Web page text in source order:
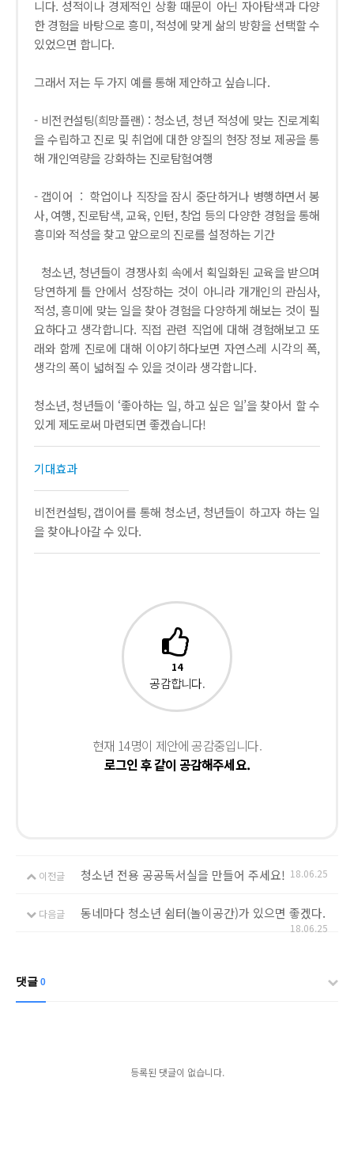
니다. 성적이나 경제적인 상황 때문이 아닌 자아탐색과 다양
한 경험을 바탕으로 흥미, 적성에 맞게 삶의 방향을 선택할 수
있었으면 합니다.
그래서 저는 두 가지 예를 통해 제안하고 싶습니다.
- 비전컨설팅(희망플랜) : 청소년, 청년 적성에 맞는 진로계획
을 수립하고 진로 및 취업에 대한 양질의 현장 정보 제공을 통
해 개인역량을 강화하는 진로탐험여행
- 갭이어 : 학업이나 직장을 잠시 중단하거나 병행하면서 봉
사, 여행, 진로탐색, 교육, 인턴, 창업 등의 다양한 경험을 통해
흥미와 적성을 찾고 앞으로의 진로를 설정하는 기간
청소년, 청년들이 경쟁사회 속에서 획일화된 교육을 받으며
당연하게 틀 안에서 성장하는 것이 아니라 개개인의 관심사,
적성, 흥미에 맞는 일을 찾아 경험을 다양하게 해보는 것이 필
요하다고 생각합니다. 직접 관련 직업에 대해 경험해보고 또
래와 함께 진로에 대해 이야기하다보면 자연스레 시각의 폭,
생각의 폭이 넓혀질 수 있을 것이라 생각합니다.
청소년, 청년들이 ‘좋아하는 일, 하고 싶은 일’을 찾아서 할 수
있게 제도로써 마련되면 좋겠습니다!
기대효과
비전컨설팅, 갭이어를 통해 청소년, 청년들이 하고자 하는 일
을 찾아나아갈 수 있다.
14
공감합니다.
현재 14명이 제안에 공감중입니다.
로그인 후 같이 공감해주세요.
이전글 청소년 전용 공공독서실을 만들어 주세요! 18.06.25
다음글 동네마다 청소년 쉼터(놀이공간)가 있으면 좋겠다.
18.06.25
댓글 0
등록된 댓글이 없습니다.